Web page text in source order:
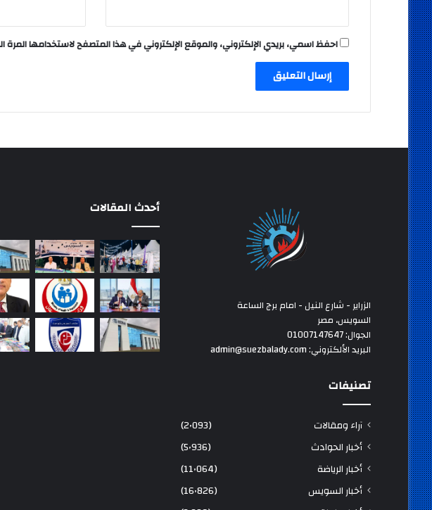
احفظ اسمي، بريدي الإلكتروني، والموقع الإلكتروني في هذا المتصفح لاستخدامها
الزراير - شارع النيل - امام برج الساعة
السويس، مصر
الجوال: 01007147647
البريد الألكتروني: admin@suezbalady.com
تصنيفات
آراء ومقالات
(2٬093)
أخبار الحوادث
(5٬936)
أخبار الرياضة
(11٬064)
أخبار السويس
(16٬826)
أحدث المقالات